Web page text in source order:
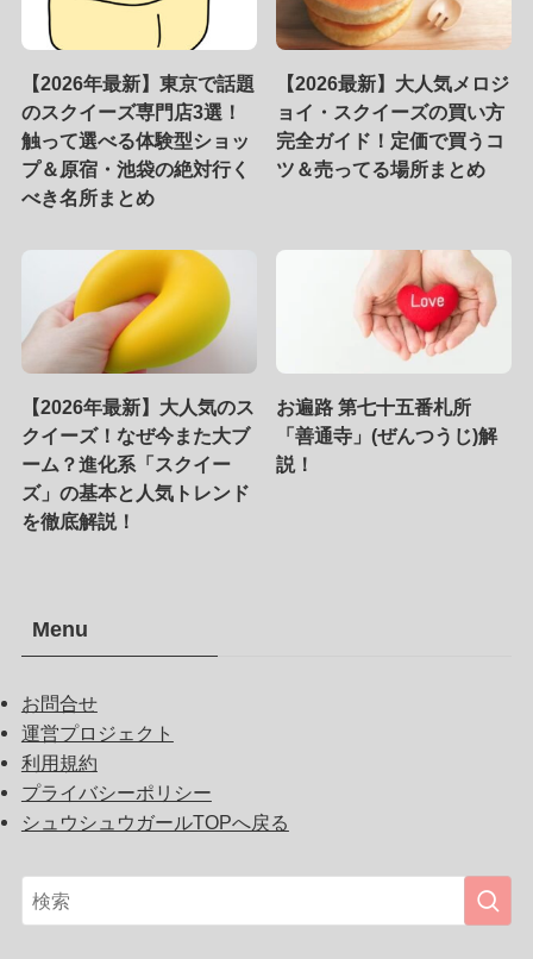
【2026年最新】東京で話題
のスクイーズ専門店3選！
触って選べる体験型ショッ
プ＆原宿・池袋の絶対行く
べき名所まとめ
【2026最新】大人気メロジ
ョイ・スクイーズの買い方
完全ガイド！定価で買うコ
ツ＆売ってる場所まとめ
【2026年最新】大人気のス
クイーズ！なぜ今また大ブ
ーム？進化系「スクイー
ズ」の基本と人気トレンド
を徹底解説！
お遍路 第七十五番札所
「善通寺」(ぜんつうじ)解
説！
Menu
お問合せ
運営プロジェクト
利用規約
プライバシーポリシー
シュウシュウガールTOPへ戻る